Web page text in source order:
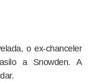
o ex-chanceler
a Snowden. A